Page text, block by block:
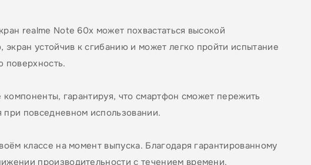
realme Note 60х может похвастаться высокой
устойчив к сгибанию и может легко пройти испытание
поверхность.
гарантируя, что смартфон сможет пережить
повседневном использовании.
классе на момент выпуска. Благодаря гарантированному
производительности с течением времени.